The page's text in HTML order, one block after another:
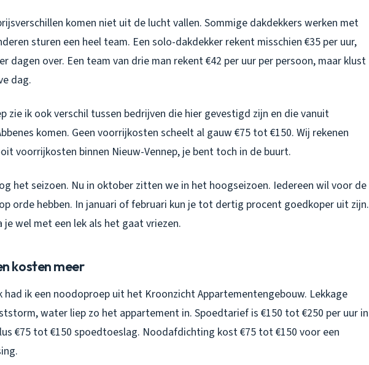
komen niet uit de lucht vallen. Sommige dakdekkers werken met
sturen een heel team. Een solo-dakdekker rekent misschien €35 per uur,
dagen over. Een team van drie man rekent €42 per uur per persoon, maar klust
dag.
zie ik ook verschil tussen bedrijven die hier gevestigd zijn en die vanuit
komen. Geen voorrijkosten scheelt al gauw €75 tot €150. Wij rekenen
voorrijkosten binnen Nieuw-Vennep, je bent toch in de buurt.
het seizoen. Nu in oktober zitten we in het hoogseizoen. Iedereen wil voor de
orde hebben. In januari of februari kun je tot dertig procent goedkoper uit zijn.
je wel met een lek als het gaat vriezen.
kosten meer
had ik een noodoproep uit het Kroonzicht Appartementengebouw. Lekkage
water liep zo het appartement in. Spoedtarief is €150 tot €250 per uur in
€75 tot €150 spoedtoeslag. Noodafdichting kost €75 tot €150 voor een